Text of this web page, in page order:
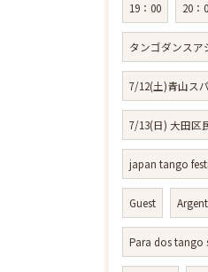
19：00 20：
タンゴダンスア
7/12(土)青山ス
7/13(日) 大田区
japan tango
Guest
Para dos tango